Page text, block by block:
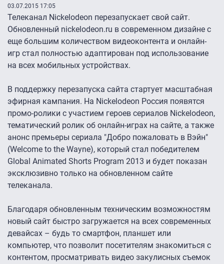
03.07.2015 17:05
Телеканал Nickelodeon перезапускает свой сайт.
Обновленный nickelodeon.ru в современном дизайне с
еще большим количеством видеоконтента и онлайн-
игр стал полностью адаптирован под использование
на всех мобильных устройствах.
В поддержку перезапуска сайта стартует масштабная
эфирная кампания. На Nickelodeon Россия появятся
промо-ролики с участием героев сериалов Nickelodeon,
тематический ролик об онлайн-играх на сайте, а также
анонс премьеры сериала "Добро пожаловать в Вэйн"
(Welcome to the Wayne), который стал победителем
Global Animated Shorts Program 2013 и будет показан
эксклюзивно только на обновленном сайте
телеканала.
Благодаря обновленным техническим возможностям
новый сайт быстро загружается на всех современных
девайсах – будь то смартфон, планшет или
компьютер, что позволит посетителям знакомиться с
контентом, просматривать видео закулисных съемок